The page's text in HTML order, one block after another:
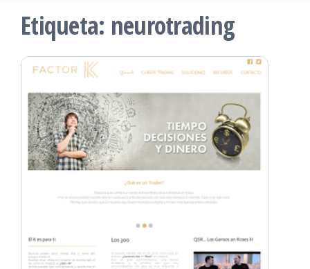
Etiqueta: neurotrading